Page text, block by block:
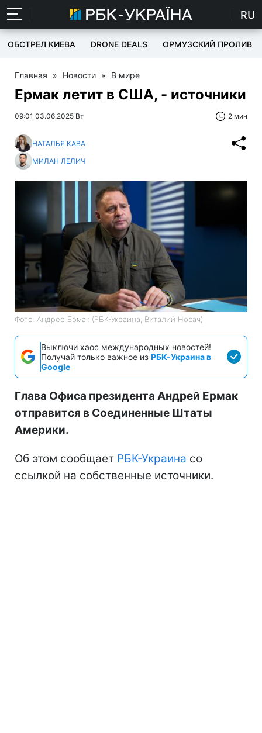
RU
ОБСТРЕЛ КИЕВА DRONE DEALS ОРМУЗСКИЙ ПРОЛИВ
Главная » Новости » В мире
Ермак летит в США, - источники
09:01 03.06.2025 Вт 2 мин
НАТАЛЬЯ КАВА
МИЛАН ЛЕЛИЧ
Фото: Андрее Ермак (РБК-Украина, Виталий Носач)
Выключи хаос международных новостей!
Получай только важное из РБК-Украина в
Google
Глава Офиса президента Андрей Ермак
отправится в Соединенные Штаты
Америки.
Об этом сообщает РБК-Украина со
ссылкой на собственные источники.